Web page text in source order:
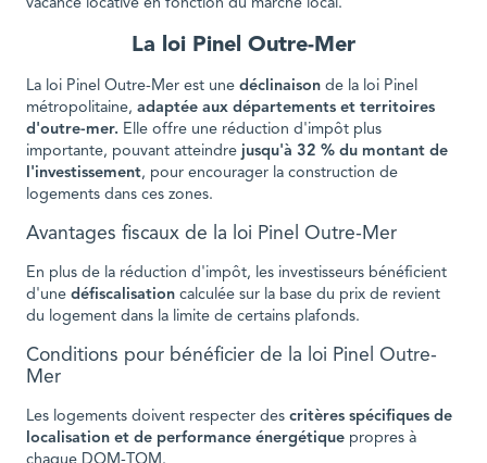
vacance locative en fonction du marché local.
La loi Pinel Outre-Mer
La loi Pinel Outre-Mer est une déclinaison de la loi Pinel
métropolitaine, adaptée aux départements et territoires
d'outre-mer. Elle offre une réduction d'impôt plus
importante, pouvant atteindre jusqu'à 32 % du montant de
l'investissement, pour encourager la construction de
logements dans ces zones.
Avantages fiscaux de la loi Pinel Outre-Mer
En plus de la réduction d'impôt, les investisseurs bénéficient
d'une défiscalisation calculée sur la base du prix de revient
du logement dans la limite de certains plafonds.
Conditions pour bénéficier de la loi Pinel Outre-
Mer
Les logements doivent respecter des critères spécifiques de
localisation et de performance énergétique propres à